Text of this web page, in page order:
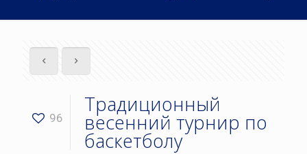
96
Традиционный
весенний турнир по
баскетболу